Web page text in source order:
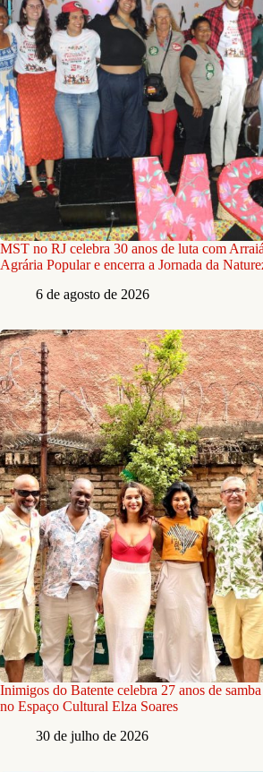
MST no RJ celebra 30 anos de luta com
Agrária Popular e encerra a Jornada da
6 de agosto de 2026
Inimigos do Batente celebra 27 anos de
no Espaço Cultural Elza Soares
30 de julho de 2026